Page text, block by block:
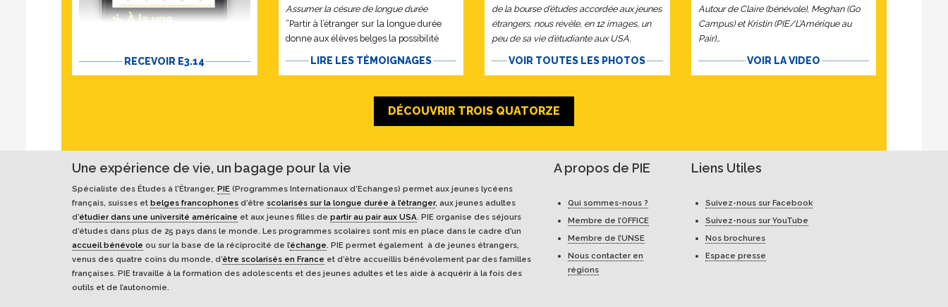
RECEVOIR E3.14
Assumer la césure de longue durée
“Partir à l’étranger sur la longue durée
donne aux élèves belges la possibilité
d’acquérir cette “Soft Skill” fort utile qu’est
LIRE LES TÉMOIGNAGES
de la bourse d’études accordée aux jeunes
étrangers, nous révèle, en 12 images, un
peu de sa vie d’étudiante aux USA.
VOIR TOUTES LES PHOTOS
Autour de Claire (bénévole), Meghan (Go
Campus) et Kristin (PIE/L’Amérique au
Pair)…
VOIR LA VIDEO
DÉCOUVRIR TROIS QUATORZE
Une expérience de vie, un bagage pour la vie
Spécialiste des Études à l'Étranger, PIE (Programmes Internationaux d’Echanges) permet aux jeunes lycéens
français, suisses et belges francophones d’être scolarisés sur la longue durée à l’étranger, aux jeunes adultes
d’étudier dans une université américaine et aux jeunes filles de partir au pair aux USA. PIE organise des séjours
d’études dans plus de 25 pays dans le monde. Les programmes scolaires sont mis en place dans le cadre d’un
accueil bénévole ou sur la base de la réciprocité de l’échange. PIE permet également à de jeunes étrangers,
venus des quatre coins du monde, d’être scolarisés en France et d’être accueillis bénévolement par des familles
françaises. PIE travaille à la formation des adolescents et des jeunes adultes et les aide à acquérir à la fois des
outils et de l’autonomie.
A propos de PIE
Qui sommes-nous ?
Membre de l’OFFICE
Membre de l’UNSE
Nous contacter en
régions
Liens Utiles
Suivez-nous sur Facebook
Suivez-nous sur YouTube
Nos brochures
Espace presse